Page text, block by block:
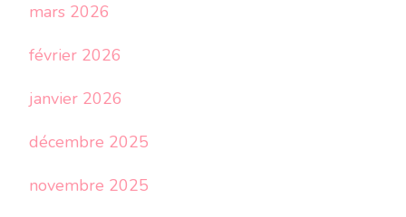
mars 2026
février 2026
janvier 2026
décembre 2025
novembre 2025